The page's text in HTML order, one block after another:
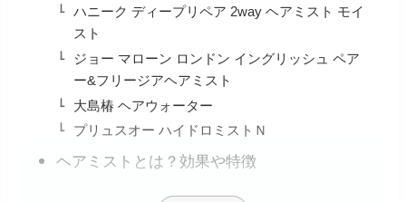
ハニーク ディープリペア 2way ヘアミスト モイ
スト
ジョー マローン ロンドン イングリッシュ ペア
ー&フリージアヘアミスト
大島椿 ヘアウォーター
プリュスオー ハイドロミストＮ
ヘアミストとは？効果や特徴